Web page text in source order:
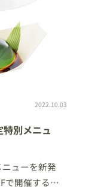
2022.10.03
別メニュ
ューを新発
で開催する森